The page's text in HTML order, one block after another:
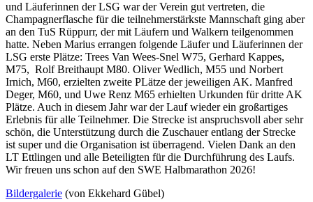
und Läuferinnen der LSG war der Verein gut vertreten, die
Champagnerflasche für die teilnehmerstärkste Mannschaft ging aber
an den TuS Rüppurr, der mit Läufern und Walkern teilgenommen
hatte. Neben Marius errangen folgende Läufer und Läuferinnen der
LSG erste Plätze: Trees Van Wees-Snel W75, Gerhard Kappes,
M75, Rolf Breithaupt M80. Oliver Wedlich, M55 und Norbert
Irnich, M60, erzielten zweite PLätze der jeweiligen AK. Manfred
Deger, M60, und Uwe Renz M65 erhielten Urkunden für dritte AK
Plätze. Auch in diesem Jahr war der Lauf wieder ein großartiges
Erlebnis für alle Teilnehmer. Die Strecke ist anspruchsvoll aber sehr
schön, die Unterstützung durch die Zuschauer entlang der Strecke
ist super und die Organisation ist überragend. Vielen Dank an den
LT Ettlingen und alle Beteiligten für die Durchführung des Laufs.
Wir freuen uns schon auf den SWE Halbmarathon 2026!
Bildergalerie (von Ekkehard Gübel)